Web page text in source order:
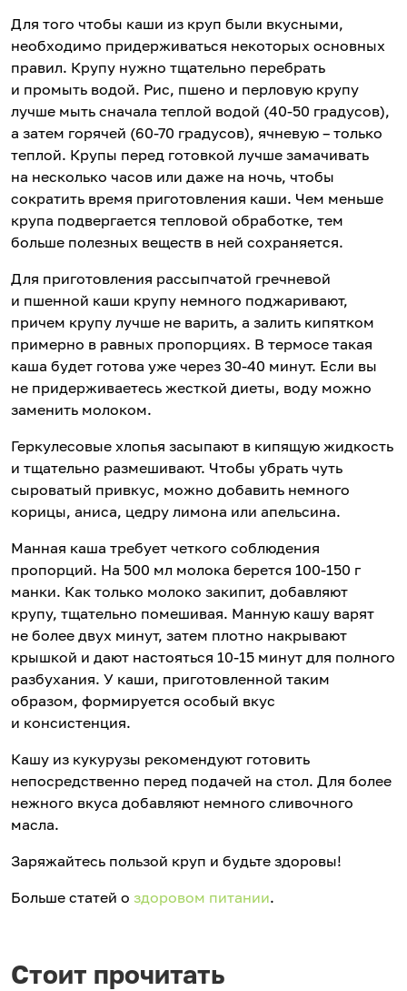
Для того чтобы каши из круп были вкусными,
необходимо придерживаться некоторых основных
правил. Крупу нужно тщательно перебрать
и промыть водой. Рис, пшено и перловую крупу
лучше мыть сначала теплой водой (40-50 градусов),
а затем горячей (60-70 градусов), ячневую – только
теплой. Крупы перед готовкой лучше замачивать
на несколько часов или даже на ночь, чтобы
сократить время приготовления каши. Чем меньше
крупа подвергается тепловой обработке, тем
больше полезных веществ в ней сохраняется.
Для приготовления рассыпчатой гречневой
и пшенной каши крупу немного поджаривают,
причем крупу лучше не варить, а залить кипятком
примерно в равных пропорциях. В термосе такая
каша будет готова уже через 30-40 минут. Если вы
не придерживаетесь жесткой диеты, воду можно
заменить молоком.
Геркулесовые хлопья засыпают в кипящую жидкость
и тщательно размешивают. Чтобы убрать чуть
сыроватый привкус, можно добавить немного
корицы, аниса, цедру лимона или апельсина.
Манная каша требует четкого соблюдения
пропорций. На 500 мл молока берется 100-150 г
манки. Как только молоко закипит, добавляют
крупу, тщательно помешивая. Манную кашу варят
не более двух минут, затем плотно накрывают
крышкой и дают настояться 10-15 минут для полного
разбухания. У каши, приготовленной таким
образом, формируется особый вкус
и консистенция.
Кашу из кукурузы рекомендуют готовить
непосредственно перед подачей на стол. Для более
нежного вкуса добавляют немного сливочного
масла.
Заряжайтесь пользой круп и будьте здоровы!
Больше статей о здоровом питании.
Стоит прочитать